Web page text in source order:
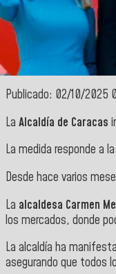
Publicado: 02/10/2025
La Alcaldía de Caracas
La medida responde a
Desde hace varios
La alcaldesa Carmen
los mercados, donde
La alcaldía ha
asegurando que todos